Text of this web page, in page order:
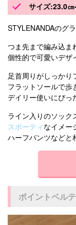
サイズ:23.0
STYLENANDAのグ
つま先まで編み込ま
個性的で可愛いデザ
足首周りがしっかり
フラットソールで歩
デイリー使いにぴ
ライン入りのソック
スポーティ なイメー
ハーフパンツなどと
ポイントベル